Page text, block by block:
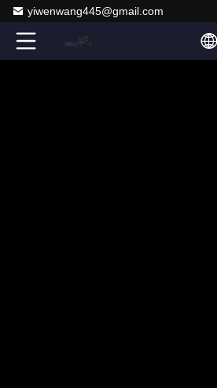
yiwenwang445@gmail.com